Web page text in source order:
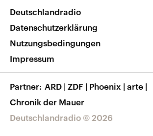
Nachrichten App
Frequenzen
Veranstaltungen
Musikliste
RSS
Barrierefreiheit
Deutschlandradio © 2026
Deutschlandradio
Datenschutzerklärung
Nutzungsbedingungen
Impressum
Partner ARD | ZDF | Phoenix | arte |
Chronik der Mauer